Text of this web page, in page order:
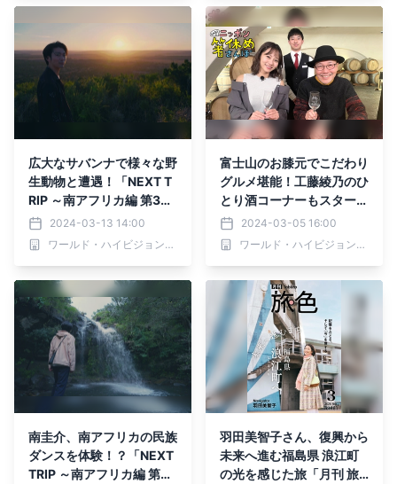
広大なサバンナで様々な野
生動物と遭遇！「NEXT T
RIP ～南アフリカ編 第3回
忘れられないサファリ体
験」3月14日(木)夕方6時3
0分からBS12で放送！
2024-03-13 14:00
ワールド・ハイビジョン・チャンネル株式会社
富士山のお膝元でこだわり
グルメ堪能！工藤綾乃のひ
とり酒コーナーもスタート
旅番組『久住昌之のニッポ
ン箸休めさんぽ 山梨編』
2024-03-05 16:00
ワールド・ハイビジョン・チャンネル株式会社
南圭介、南アフリカの民族
ダンスを体験！？「NEXT
TRIP ～南アフリカ編 第2
羽田美智子さん、復興から
未来へ進む福島県 浪江町
の光を感じた旅「月刊 旅